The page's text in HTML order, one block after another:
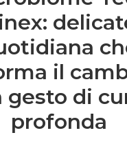
il
gesto di
profonda